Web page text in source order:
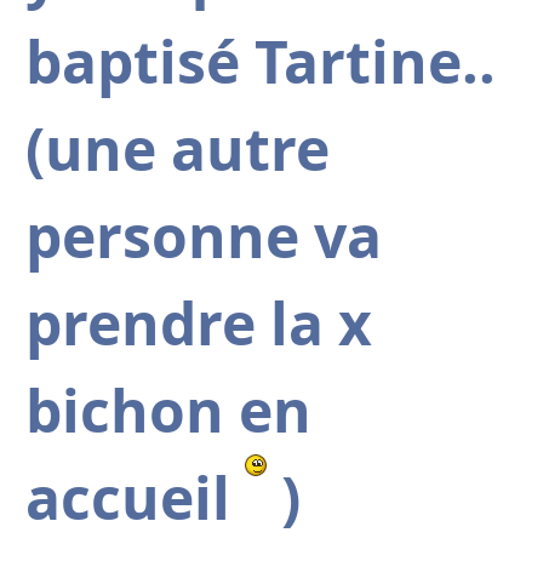
baptisé Tartine..
(une autre
personne va
prendre la x
bichon en
accueil
)